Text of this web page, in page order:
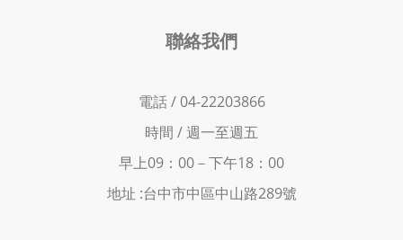
聯絡我們
電話 / 04-22203866
時間 /週一至週五
早上09：00－下午18：00
地址 :台中市中區中山路289號